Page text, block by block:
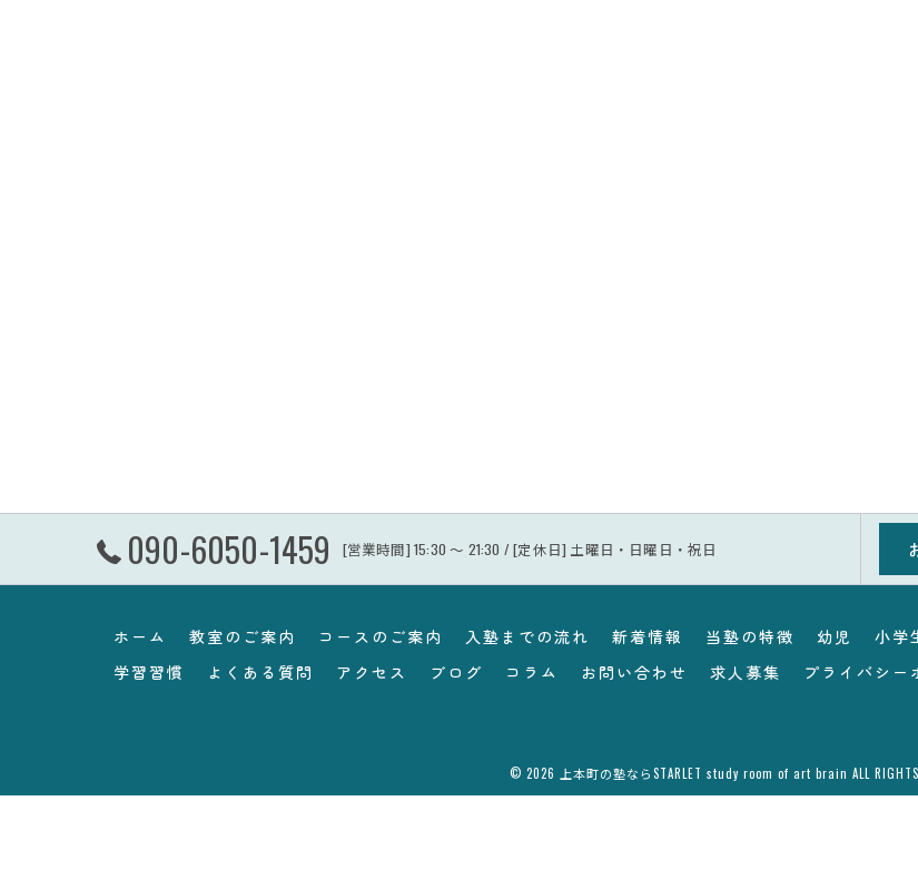
090-6050-1459 [営業時間] 15:30 〜 21:30 / [定休日] 土曜日・日曜日・祝日
ホーム 教室のご案内 コースのご案内 入塾までの流れ 新着情報 当塾の特徴 幼児 小学
学習習慣
よくある質問 アクセス ブログ コラム お問い合わせ 求人募集 プライバシー
© 2026 上本町の塾ならSTARLET study room of art brain ALL RIGHTS